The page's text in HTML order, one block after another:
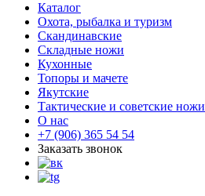
Каталог
Охота, рыбалка и туризм
Скандинавские
Складные ножи
Кухонные
Топоры и мачете
Якутские
Тактические и советские ножи
О нас
+7 (906) 365 54 54
Заказать звонок